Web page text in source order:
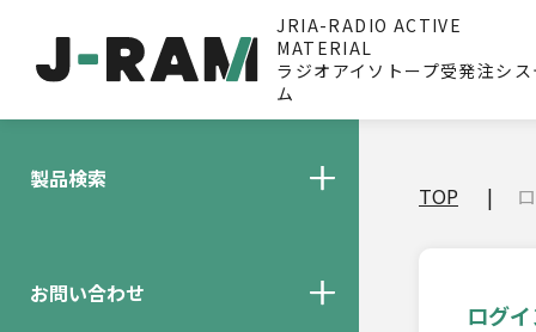
JRIA-RADIO ACTIVE
MATERIAL
ラジオアイソトープ受発注シ
ム
製品検索
お問い合わせ
TOP
ログ